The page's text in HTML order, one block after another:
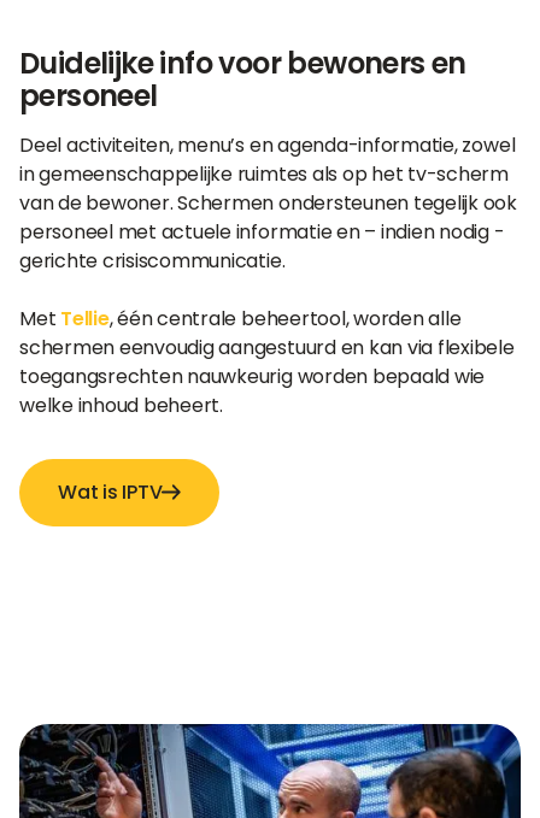
Duidelijke info voor bewoners en
personeel
Deel activiteiten, menu’s en agenda-informatie, zowel
in gemeenschappelijke ruimtes als op het tv-scherm
van de bewoner. Schermen ondersteunen tegelijk ook
personeel met actuele informatie en – indien nodig -
gerichte crisiscommunicatie.
Met Tellie, één centrale beheertool, worden alle
schermen eenvoudig aangestuurd en kan via flexibele
toegangsrechten nauwkeurig worden bepaald wie
welke inhoud beheert.
Wat is IPTV